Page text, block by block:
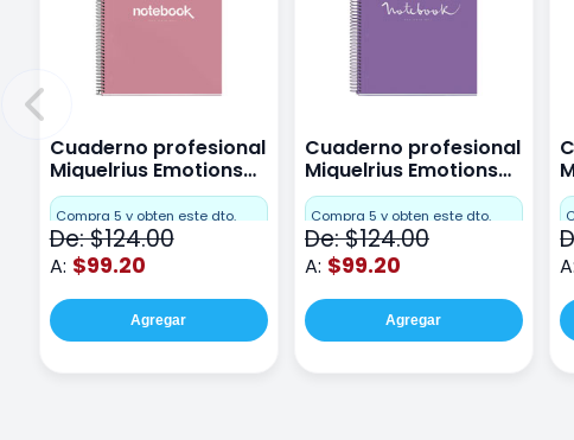
Cuaderno profesional
Miquelrius Emotions
Cuadro Chico 80
hojas Rosa
Compra 5 y obten este dto.
De: $124.00
A: $99.20
Agregar
Cuaderno profesional
Miquelrius Emotions
raya 80 hojas Purpura
Compra 5 y obten este dto.
De: $124.00
A: $99.20
Agregar
A: